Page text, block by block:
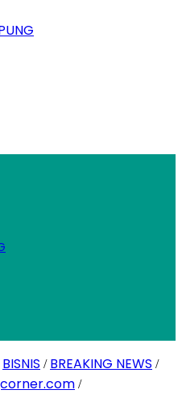
BISNIS / BREAKING NEWS /
/